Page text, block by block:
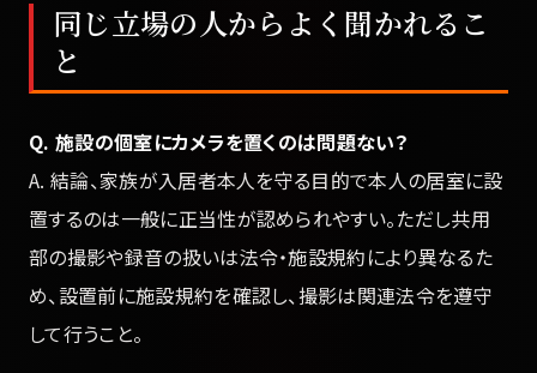
同じ立場の人からよく聞かれるこ
と
Q. 施設の個室にカメラを置くのは問題ない？
A. 結論、家族が入居者本人を守る目的で本人の居室に設
置するのは一般に正当性が認められやすい。ただし共用
部の撮影や録音の扱いは法令・施設規約により異なるた
め、設置前に施設規約を確認し、撮影は関連法令を遵守
して行うこと。